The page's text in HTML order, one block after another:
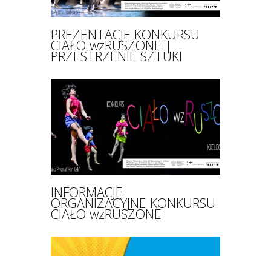
PREZENTACJE KONKURSU
CIAŁO wzRUSZONE |
PRZESTRZENIE SZTUKI
INFORMACJE
ORGANIZACYJNE KONKURSU
CIAŁO wzRUSZONE